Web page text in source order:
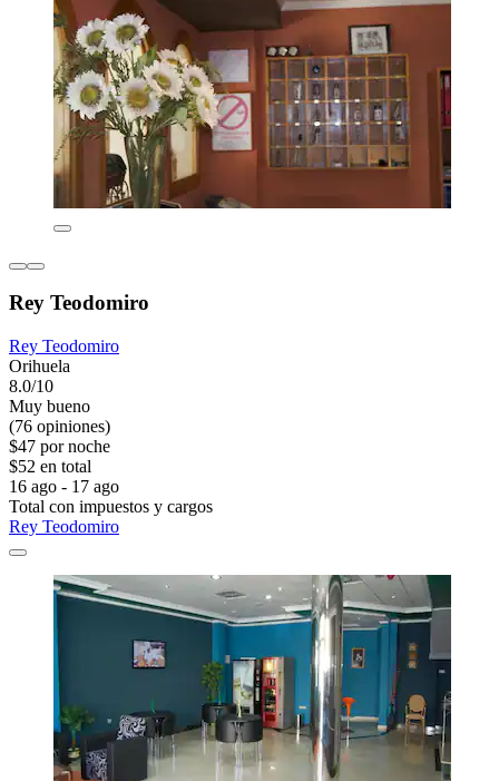
Rey Teodomiro
Rey Teodomiro
Orihuela
8.0/10
Muy bueno
(76 opiniones)
$47 por noche
$52 en total
16 ago - 17 ago
Total con impuestos y cargos
Rey Teodomiro